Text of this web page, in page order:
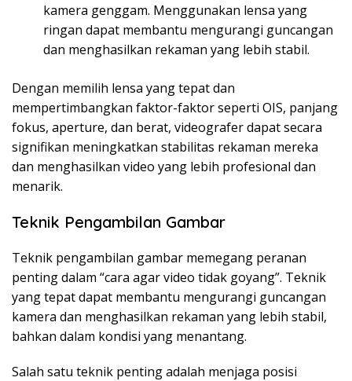
kamera genggam. Menggunakan lensa yang
ringan dapat membantu mengurangi guncangan
dan menghasilkan rekaman yang lebih stabil.
Dengan memilih lensa yang tepat dan
mempertimbangkan faktor-faktor seperti OIS, panjang
fokus, aperture, dan berat, videografer dapat secara
signifikan meningkatkan stabilitas rekaman mereka
dan menghasilkan video yang lebih profesional dan
menarik.
Teknik Pengambilan Gambar
Teknik pengambilan gambar memegang peranan
penting dalam “cara agar video tidak goyang”. Teknik
yang tepat dapat membantu mengurangi guncangan
kamera dan menghasilkan rekaman yang lebih stabil,
bahkan dalam kondisi yang menantang.
Salah satu teknik penting adalah menjaga posisi